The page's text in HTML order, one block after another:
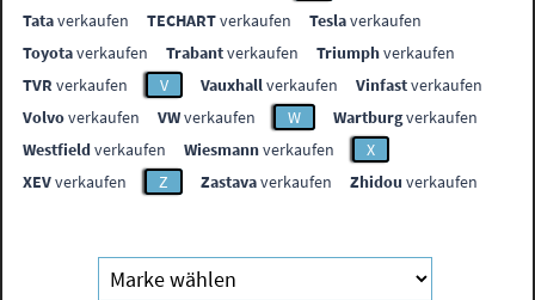
Tataverkaufen TECHARTverkaufen Teslaverkaufen
Toyotaverkaufen Trabantverkaufen Triumphverkaufen
TVR verkaufen V Vauxhallverkaufen Vinfastverkaufen
Volvoverkaufen VWverkaufen W Wartburgverkaufen
Westfieldverkaufen Wiesmannverkaufen
X
XEVverkaufen Z Zastavaverkaufen Zhidou verkaufen